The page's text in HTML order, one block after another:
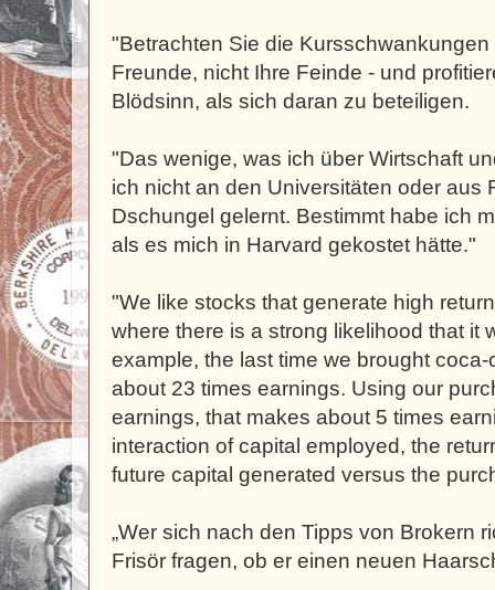
"Betrachten Sie die
Freunde, nicht Ihre Feinde - und
Blödsinn, als sich daran zu beteiligen.
"Das wenige, was ich über Wirtschaft
ich nicht an den Universitäten oder aus
Dschungel gelernt. Bestimmt habe ich
als es mich in Harvard gekostet hätte."
"We like stocks that generate high
where there is a strong likelihood that it
example, the last time we brought
about 23 times earnings. Using our
earnings, that makes about 5 times
interaction of capital employed, the
future capital generated versus the
„Wer sich nach den Tipps von Brokern
Frisör fragen, ob er einen neuen